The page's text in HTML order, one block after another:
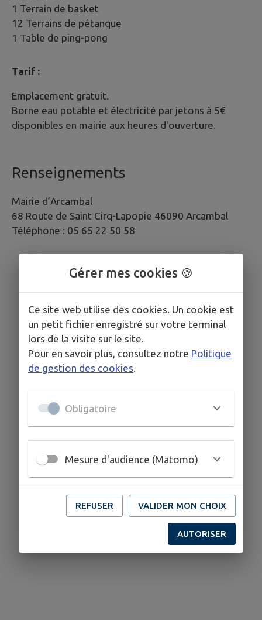
1 Terrain de basket
12 Terrains de pétanque
1 Table de ping-pong
Tarif :
Emplacement gratuit.
Borne eau potable et électricité par jetons à 5€
disponibles en mairie aux heures d'ouverture.
Renseignements
Mairie d’Arcambal
68 Route de Saint Cirq-Lapopie 46090 Arcambal
Téléphone : 05 65 22 50 58
Gérer mes cookies 🍪
Ce site web utilise des cookies. Un cookie est
un petit fichier enregistré sur votre terminal
lors de la visite sur le site.
Pour en savoir plus, consultez notre Politique
de gestion des cookies.
Obligatoire
Mesure d'audience (Matomo)
REFUSER VALIDER MON CHOIX
AUTORISER